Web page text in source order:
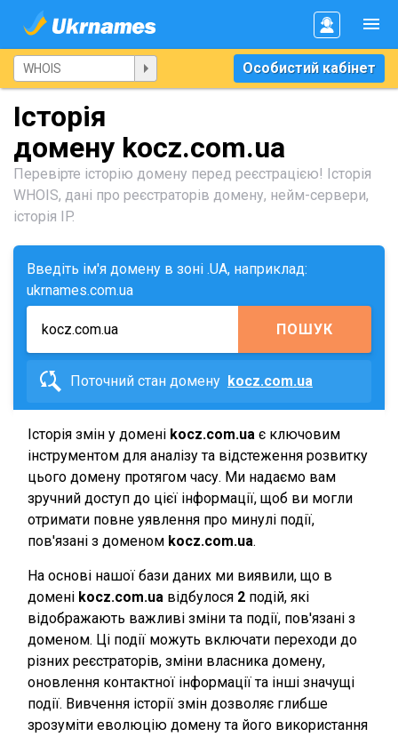
Особистий кабінет
Історія
домену kocz.com.ua
Перевірте історію домену перед реєстрацією! Історія
WHOIS, дані про реєстраторів домену, нейм-сервери,
історія IP.
Введіть ім'я домену в зоні .UA, наприклад:
ukrnames.com.ua
ПОШУК
Поточний стан домену kocz.com.ua
Історія змін у домені kocz.com.ua є ключовим
інструментом для аналізу та відстеження розвитку
цього домену протягом часу. Ми надаємо вам
зручний доступ до цієї інформації, щоб ви могли
отримати повне уявлення про минулі події,
пов'язані з доменом kocz.com.ua.
На основі нашої бази даних ми виявили, що в
домені kocz.com.ua відбулося 2 подій, які
відображають важливі зміни та події, пов'язані з
доменом. Ці події можуть включати переходи до
різних реєстраторів, зміни власника домену,
оновлення контактної інформації та інші значущі
події. Вивчення історії змін дозволяє глибше
зрозуміти еволюцію домену та його використання